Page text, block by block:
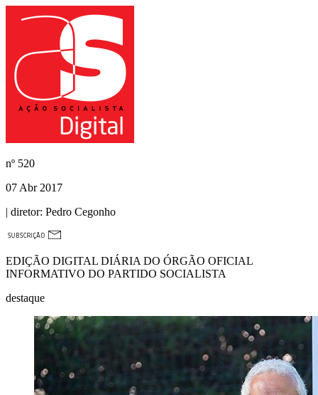
nº 520
07 Abr 2017
| diretor: Pedro Cegonho
EDIÇÃO DIGITAL DIÁRIA DO ÓRGÃO OFICIAL
INFORMATIVO DO PARTIDO SOCIALISTA
destaque